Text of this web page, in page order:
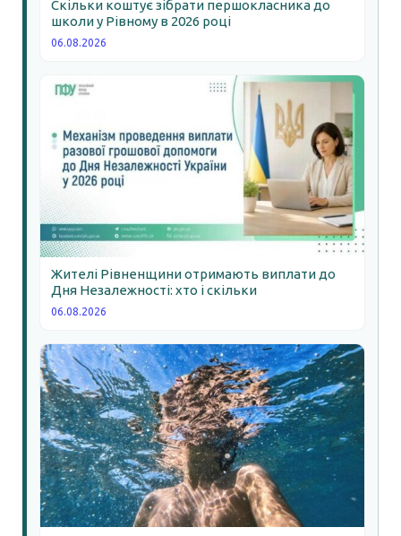
Скільки коштує зібрати першокласника до
школи у Рівному в 2026 році
06.08.2026
Жителі Рівненщини отримають виплати до
Дня Незалежності: хто і скільки
06.08.2026